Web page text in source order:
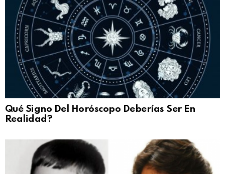
Qué Signo Del Horóscopo Deberías Ser En
Realidad?